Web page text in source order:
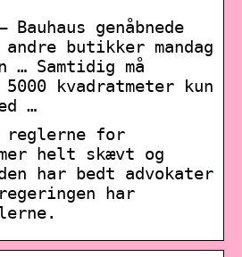
genåbnede
andre butikker mandag
… Samtidig må
kvadratmeter kun
…
reglerne for
helt skævt og
har bedt advokater
har